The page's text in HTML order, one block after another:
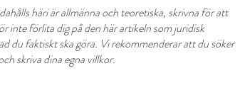
häri är allmänna och teoretiska, skrivna för att
inte förlita dig på den här artikeln som juridisk
du faktiskt ska göra. Vi rekommenderar att du söker
skriva dina egna villkor.